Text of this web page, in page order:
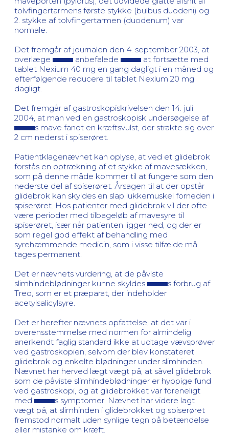
tolvfingertarmens første stykke (bulbus duodeni) og
2. stykke af tolvfingertarmen (duodenum) var
normale.
Det fremgår af journalen den 4. september 2003, at
overlæge
anbefalede
at fortsætte med
tablet Nexium 40 mg en gang dagligt i en måned og
efterfølgende reducere til tablet Nexium 20 mg
dagligt.
Det fremgår af gastroskopiskrivelsen den 14. juli
2004, at man ved en gastroskopisk undersøgelse af
s mave fandt en kræftsvulst, der strakte sig over
2 cm nederst i spiserøret.
Patientklagenævnet kan oplyse, at ved et glidebrok
forstås en optrækning af et stykke af mavesækken,
som på denne måde kommer til at fungere som den
nederste del af spiserøret. Årsagen til at der opstår
glidebrok kan skyldes en slap lukkemuskel forneden i
spiserøret. Hos patienter med glidebrok vil der ofte
være perioder med tilbageløb af mavesyre til
spiserøret, især når patienten ligger ned, og der er
som regel god effekt af behandling med
syrehæmmende medicin, som i visse tilfælde må
tages permanent.
Det er nævnets vurdering, at de påviste
slimhindeblødninger kunne skyldes
s forbrug af
Treo, som er et præparat, der indeholder
acetylsalicylsyre.
Det er herefter nævnets opfattelse, at det var i
overensstemmelse med normen for almindelig
anerkendt faglig standard ikke at udtage vævsprøver
ved gastroskopien, selvom der blev konstateret
glidebrok og enkelte blødninger under slimhinden.
Nævnet har herved lægt vægt på, at såvel glidebrok
som de påviste slimhindeblødninger er hyppige fund
ved gastroskopi, og at glidebrokket var foreneligt
med
s symptomer. Nævnet har videre lagt
vægt på, at slimhinden i glidebrokket og spiserøret
fremstod normalt uden synlige tegn på betændelse
eller mistanke om kræft.